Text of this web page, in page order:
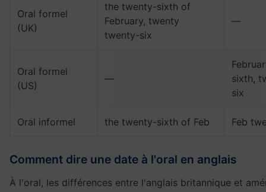
Oral formel
(UK)
the twenty-sixth of
February, twenty
twenty-six
—
Oral formel
(US)
—
sixth,
six
Oral informel the twenty-sixth of Feb Feb
Comment dire une date à l'oral en anglais
À l'oral, les différences entre l'anglais britannique et